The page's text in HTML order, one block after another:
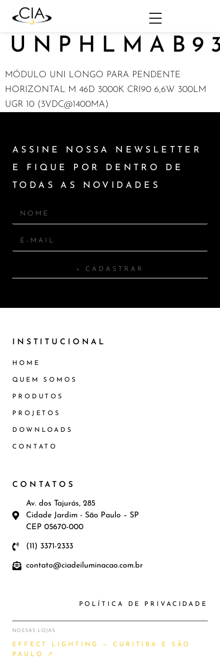
MÓDULO UNI LONGO PARA PENDENTE
HORIZONTAL M 46D 3000K CRI90 6,6W 300LM
UGR 10 (3VDC@1400MA)
ASSINE NOSSA NEWSLETTER
E FIQUE POR DENTRO DE
TODAS AS NOVIDADES
+ CADASTRAR
INSTITUCIONAL
HOME
QUEM SOMOS
PRODUTOS
PROJETOS
DOWNLOADS
CONTATO
CONTATOS
Av. dos Tajurás, 285
Cidade Jardim - São Paulo – SP
CEP 05670-000
(11) 3371-2333
contato@ciadeiluminacao.com.br
POLÍTICA DE PRIVACIDADE
NOSSAS LOJAS
EFFECT LIGHTING — CURITIBA E SÃO
PAULO ↗